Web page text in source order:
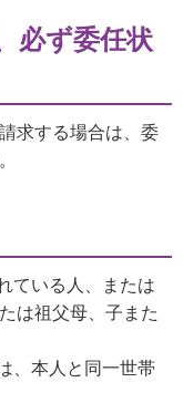
必ず委任状
求する場合は、委
ている人、または
は祖父母、子また
、本人と同一世帯